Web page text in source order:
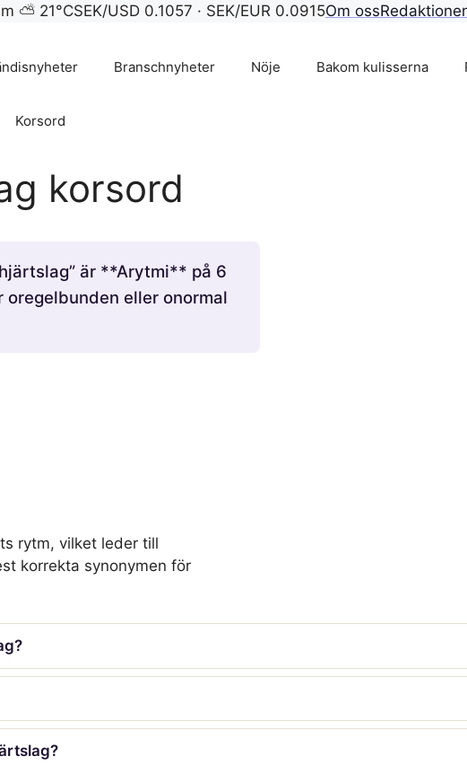
⛅ 21°CSEK/USD 0.1057 · SEK/EUR 0.0915Om oss
Branschnyheter Nöje Bakom kulisserna
Korsord
korsord
är **Arytmi** på 6
eller onormal
rytm, vilket leder till
korrekta synonymen för